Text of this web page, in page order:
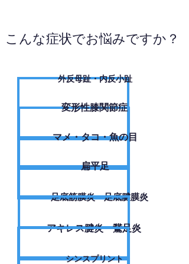
こんな症状でお悩みですか？
外反母趾・内反小趾
変形性膝関節症
​マメ・タコ・魚の目
扁平足
足底筋膜炎・足底腱膜炎
アキレス腱炎・鵞足炎
シンスプリント